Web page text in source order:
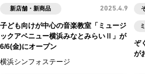
子ども向けが中心の音楽教室「ミュージ
ックアベニュー横浜みなとみらいⅡ」が
6/6(金)にオープン
横浜シンフォステージ
新店舗・新商品 2025.4.9
ぞ
が